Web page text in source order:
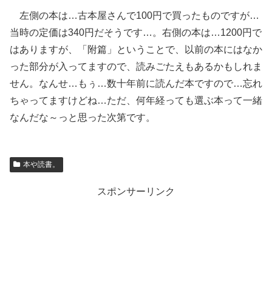
左側の本は…古本屋さんで100円で買ったものですが…
当時の定価は340円だそうです…。右側の本は…1200円で
はありますが、「附篇」ということで、以前の本にはなか
った部分が入ってますので、読みごたえもあるかもしれま
せん。なんせ…もぅ…数十年前に読んだ本ですので…忘れ
ちゃってますけどね…ただ、何年経っても選ぶ本って一緒
なんだな～っと思った次第です。
本や読書。
スポンサーリンク